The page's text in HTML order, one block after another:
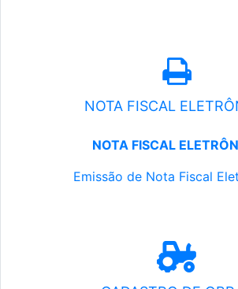
NOTA FISCAL
NOTA FISCAL
Emissão de Nota Fiscal